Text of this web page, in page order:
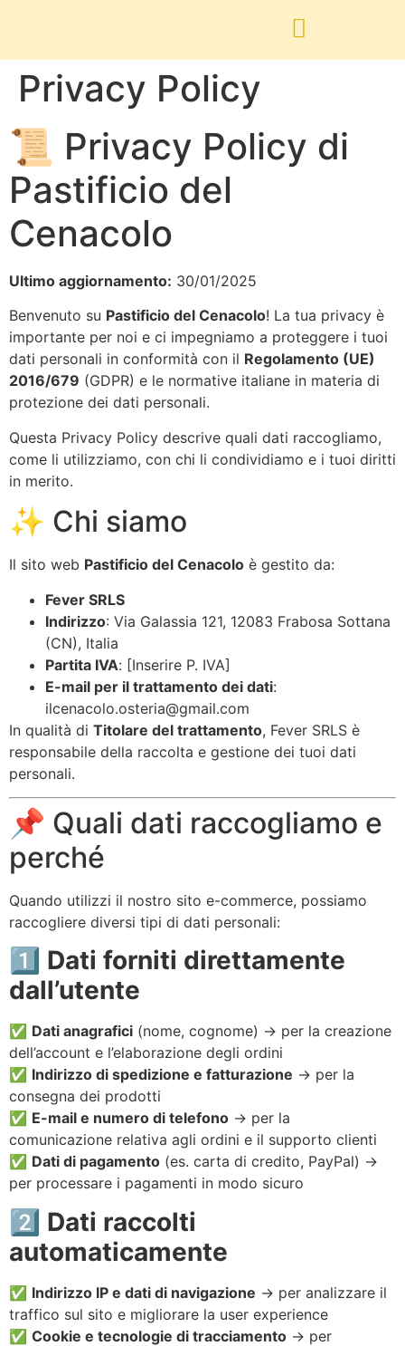
Privacy Policy
📜 Privacy Policy di
Pastificio del
Cenacolo
Ultimo aggiornamento: 30/01/2025
Benvenuto su Pastificio del Cenacolo! La tua privacy è
importante per noi e ci impegniamo a proteggere i tuoi
dati personali in conformità con il Regolamento (UE)
2016/679 (GDPR) e le normative italiane in materia di
protezione dei dati personali.
Questa Privacy Policy descrive quali dati raccogliamo,
come li utilizziamo, con chi li condividiamo e i tuoi diritti
in merito.
✨ Chi siamo
Il sito web Pastificio del Cenacolo è gestito da:
Fever SRLS
Indirizzo: Via Galassia 121, 12083 Frabosa Sottana
(CN), Italia
Partita IVA: [Inserire P. IVA]
E-mail per il trattamento dei dati:
ilcenacolo.osteria@gmail.com
In qualità di Titolare del trattamento, Fever SRLS è
responsabile della raccolta e gestione dei tuoi dati
personali.
📌 Quali dati raccogliamo e
perché
Quando utilizzi il nostro sito e-commerce, possiamo
raccogliere diversi tipi di dati personali:
1️⃣ Dati forniti direttamente
dall’utente
✅ Dati anagrafici (nome, cognome) → per la creazione
dell’account e l’elaborazione degli ordini
✅ Indirizzo di spedizione e fatturazione → per la
consegna dei prodotti
✅ E-mail e numero di telefono → per la
comunicazione relativa agli ordini e il supporto clienti
✅ Dati di pagamento (es. carta di credito, PayPal) →
per processare i pagamenti in modo sicuro
2️⃣ Dati raccolti
automaticamente
✅ Indirizzo IP e dati di navigazione → per analizzare il
traffico sul sito e migliorare la user experience
✅ Cookie e tecnologie di tracciamento → per